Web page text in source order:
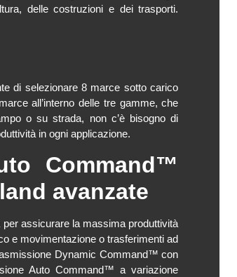
delle costruzioni e dei trasporti.
di selezionare 8 marce sotto carico
all’interno delle tre gamme, che
o su strada, non c’è bisogno di
in ogni applicazione.
Command™
avanzate
assicurare la massima produttività
e movimentazione o trasferimenti ad
Dynamic Command™ con
Auto Command™ a variazione